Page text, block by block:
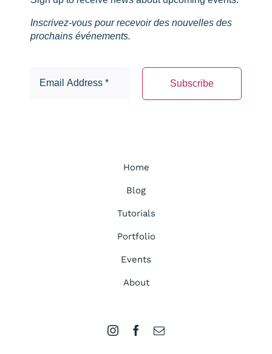
Inscrivez-vous pour recevoir des nouvelles des
prochains événements.
Home
Blog
Tutorials
Portfolio
Events
About